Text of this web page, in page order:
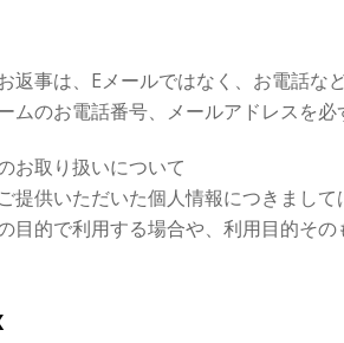
返事は、Eメールではなく、お電話
ムのお電話番号、メールアドレスを
お取り扱いについて
提供いただいた個人情報につきまし
目的で利用する場合や、利用目的そ